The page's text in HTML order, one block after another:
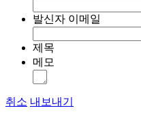
발신자 이메일
제목
메모
취소 내보내기